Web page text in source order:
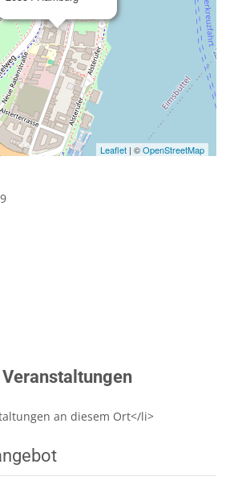
Leaflet | ©OpenStreetMap
an diesem Ort</li>